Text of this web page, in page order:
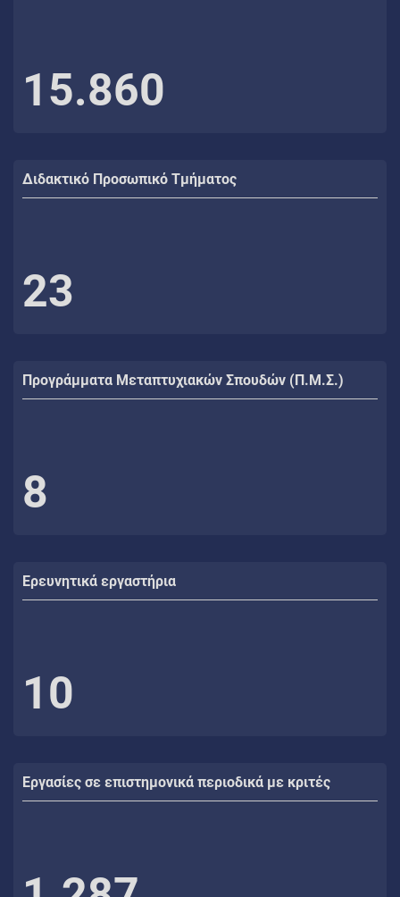
15.860
Διδακτικό Προσωπικό Τμήματος
23
Προγράμματα Μεταπτυχιακών Σπουδών (Π.Μ.Σ.)
8
Ερευνητικά εργαστήρια
10
Εργασίες σε επιστημονικά περιοδικά με κριτές